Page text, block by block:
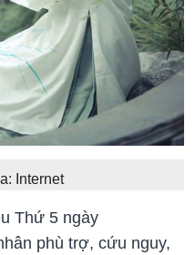
Internet
Thứ 5 ngày
phù trợ, cứu nguy,